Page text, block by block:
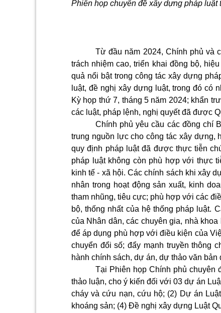
Phiên họp chuyên đề xây dựng pháp luật
Từ đầu năm 2024, Chính phủ và
trách nhiệm cao, triển khai đồng bộ,
quả nổi bật trong công tác xây dựng
luật, đề nghị xây dựng luật, trong đó có
Kỳ họp thứ 7, tháng 5 năm 2024; khẩn
các luật, pháp lệnh, nghị quyết đã được
Chính phủ yêu cầu các đồng chí
trung nguồn lực cho công tác xây dựng,
quy định pháp luật đã được thực tiễn
pháp luật không còn phù hợp với thực
kinh tế - xã hội. Các chính sách khi xây
nhân trong hoạt động sản xuất, kinh
tham nhũng, tiêu cực; phù hợp với các
bộ, thống nhất của hệ thống pháp luật.
của Nhân dân, các chuyên gia, nhà
để áp dụng phù hợp với điều kiện của
chuyển đổi số; đẩy mạnh truyền thông
hành chính sách, dự án, dự thảo văn bản
Tại Phiên họp Chính phủ chuyên
thảo luận, cho ý kiến đối với 03 dự án
cháy và cứu nạn, cứu hộ; (2) Dự án Luật
khoáng sản; (4) Đề nghị xây dựng Luật